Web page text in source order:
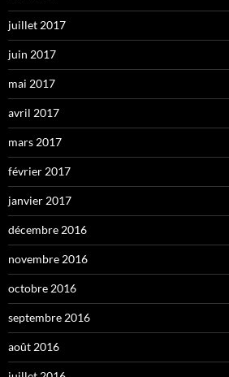
juillet 2017
juin 2017
mai 2017
avril 2017
mars 2017
février 2017
janvier 2017
décembre 2016
novembre 2016
octobre 2016
septembre 2016
août 2016